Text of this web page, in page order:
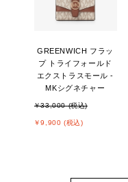
GREENWICH フラッ
プ トライフォールド
エクストラスモール -
MKシグネチャー
￥33,000 (税込)
￥9,900 (税込)